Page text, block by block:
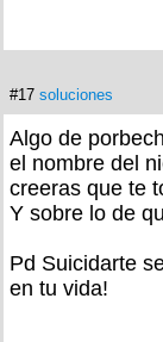
#17 soluciones
Algo de
el nombre del
creeras que te
Y sobre lo de
Pd Suicidarte
en tu vida!